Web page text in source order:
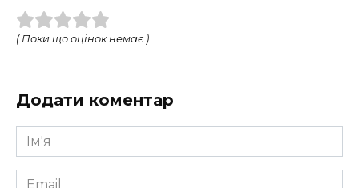
( Поки що оцінок немає )
Додати коментар
Ім'я
*
Email